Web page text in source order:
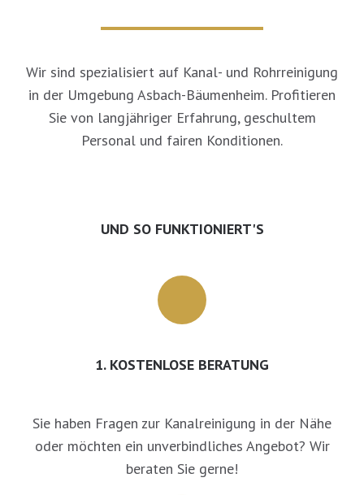
Wir sind spezialisiert auf Kanal- und Rohrreinigung
in der Umgebung Asbach-Bäumenheim. Profitieren
Sie von langjähriger Erfahrung, geschultem
Personal und fairen Konditionen.
UND SO FUNKTIONIERT'S
1. KOSTENLOSE BERATUNG
Sie haben Fragen zur Kanalreinigung in der Nähe
oder möchten ein unverbindliches Angebot? Wir
beraten Sie gerne!